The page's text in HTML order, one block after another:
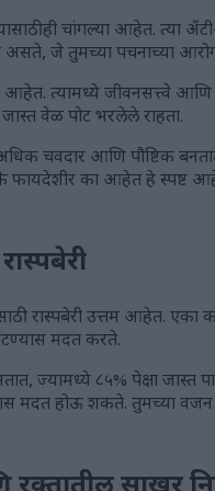
चांगल्या आहेत.
असते, जे तुमच्या पचनाच्या
आहेत. त्यामध्ये जीवनसत्त्वे
जास्त वेळ पोट भरलेले राहता.
चवदार आणि पौष्टिक
फायदेशीर का आहेत हे स्पष्ट
रास्पबेरी उत्तम आहेत.
मदत करते.
ज्यामध्ये ८५% पेक्षा
मदत होऊ शकते. तुमच्या वजन